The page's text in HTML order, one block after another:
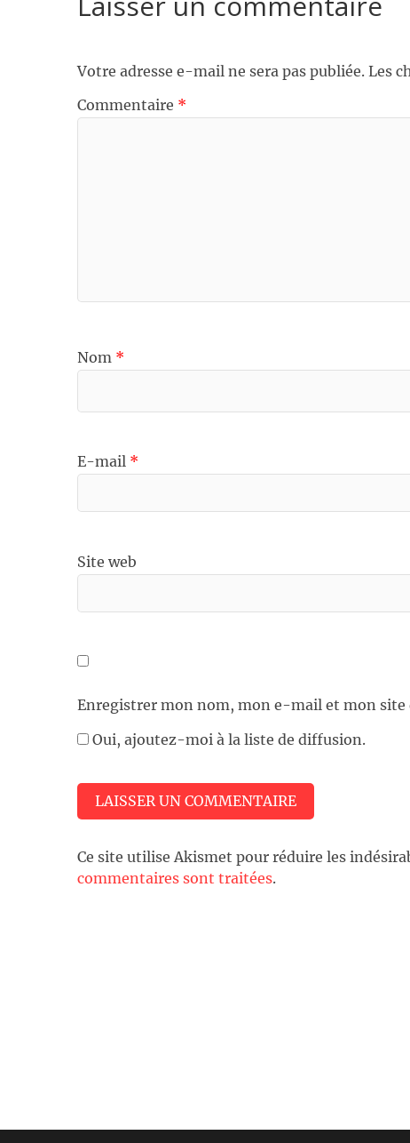
Votre adresse e-mail ne sera pas publiée. Les
Commentaire *
Nom *
E-mail *
Site web
Enregistrer mon nom, mon e-mail et mon
Oui, ajoutez-moi à la liste de diffusion.
Ce site utilise Akismet pour réduire les
commentaires sont traitées.